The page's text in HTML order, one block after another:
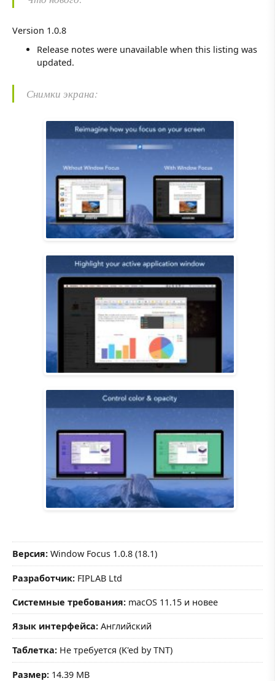
Version 1.0.8
Release notes were unavailable when this listing was
updated.
Снимки экрана:
Версия: Window Focus 1.0.8 (18.1)
Разработчик: FIPLAB Ltd
Системные требования: macOS 11.15 и новее
Язык интерфейса: Английский
Таблетка: Не требуется (K'ed by TNT)
Размер: 14.39 MB